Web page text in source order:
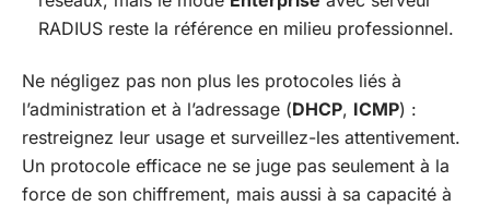
RADIUS reste la référence en milieu professionnel.
Ne négligez pas non plus les protocoles liés à
l’administration et à l’adressage (DHCP, ICMP) :
restreignez leur usage et surveillez-les attentivement.
Un protocole efficace ne se juge pas seulement à la
force de son chiffrement, mais aussi à sa capacité à